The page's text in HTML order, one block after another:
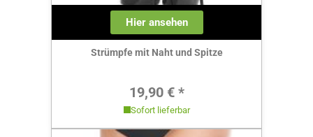
Hier ansehen
Strümpfe mit Naht und Spitze
Regulärer Preis:
19,90 € *
Sofort lieferbar